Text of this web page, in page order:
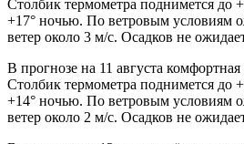
Столбик термометра поднимется до
+17° ночью. По ветровым условиям
ветер около 3 м/с. Осадков не
В прогнозе на 11 августа комфортная
Столбик термометра поднимется до
+14° ночью. По ветровым условиям
ветер около 2 м/с. Осадков не